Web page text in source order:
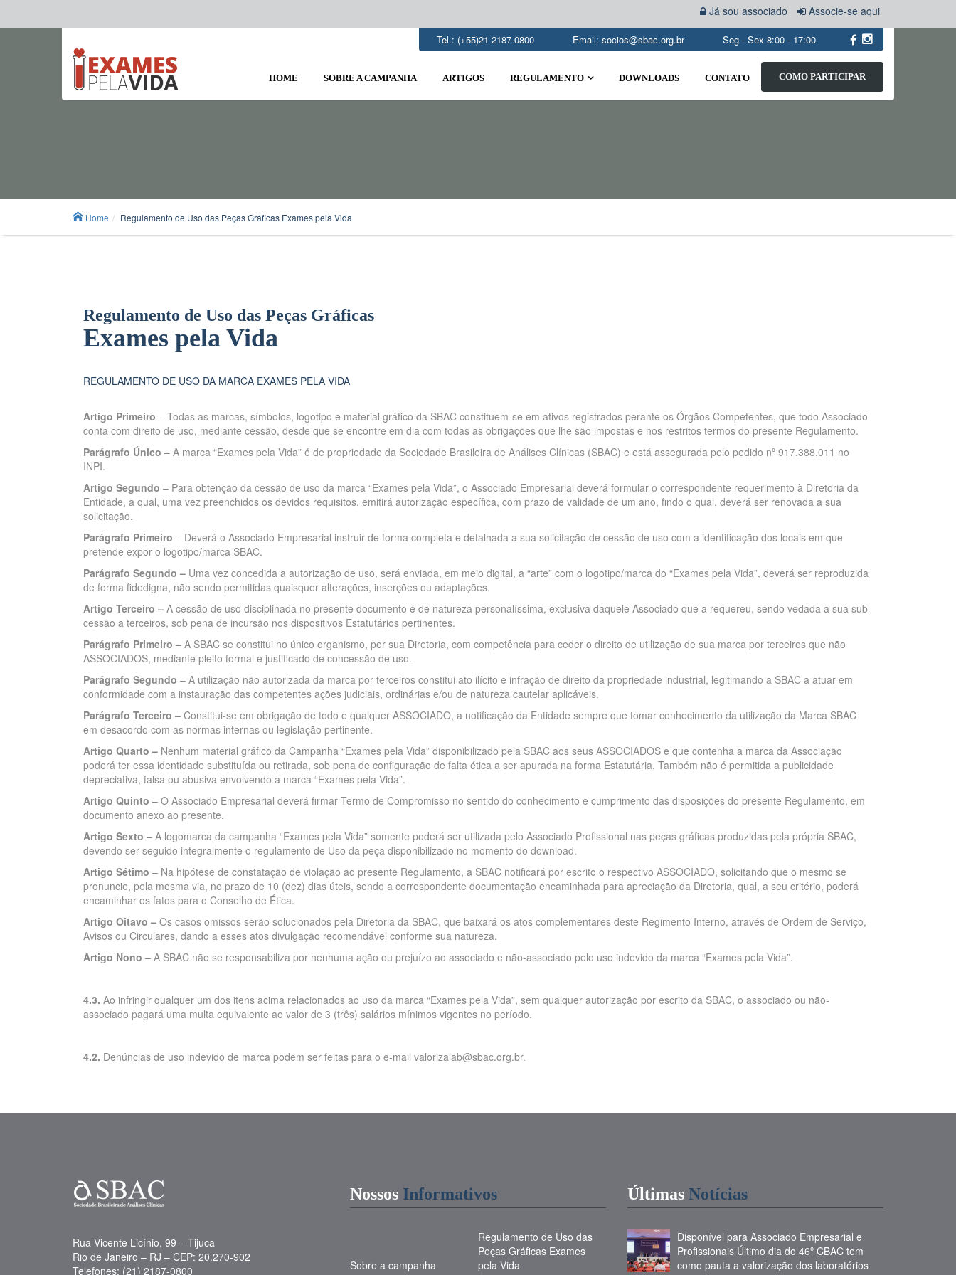
Já sou associado Associe-se aqui
Tel.: (+55)21 2187-0800 Email: socios@sbac.org.br Seg - Sex 8:00 - 17:00
COMO PARTICIPAR
HOME SOBRE A CAMPANHA ARTIGOS REGULAMENTO DOWNLOADS CONTATO
Home Regulamento de Uso das Peças Gráficas Exames pela Vida
Regulamento de Uso das Peças Gráficas
Exames pela Vida
REGULAMENTO DE USO DA MARCA EXAMES PELA VIDA
Artigo Primeiro – Todas as marcas, símbolos, logotipo e material gráfico da SBAC constituem-se em ativos registrados perante os Órgãos Competentes, que todo Associado
conta com direito de uso, mediante cessão, desde que se encontre em dia com todas as obrigações que lhe são impostas e nos restritos termos do presente Regulamento.
Parágrafo Único – A marca “Exames pela Vida” é de propriedade da Sociedade Brasileira de Análises Clínicas (SBAC) e está assegurada pelo pedido nº 917.388.011 no
INPI.
Artigo Segundo – Para obtenção da cessão de uso da marca “Exames pela Vida”, o Associado Empresarial deverá formular o correspondente requerimento à Diretoria da
Entidade, a qual, uma vez preenchidos os devidos requisitos, emitirá autorização específica, com prazo de validade de um ano, findo o qual, deverá ser renovada a sua
solicitação.
Parágrafo Primeiro – Deverá o Associado Empresarial instruir de forma completa e detalhada a sua solicitação de cessão de uso com a identificação dos locais em que
pretende expor o logotipo/marca SBAC.
Parágrafo Segundo – Uma vez concedida a autorização de uso, será enviada, em meio digital, a “arte” com o logotipo/marca do “Exames pela Vida”, deverá ser reproduzida
de forma fidedigna, não sendo permitidas quaisquer alterações, inserções ou adaptações.
Artigo Terceiro – A cessão de uso disciplinada no presente documento é de natureza personalíssima, exclusiva daquele Associado que a requereu, sendo vedada a sua sub-
cessão a terceiros, sob pena de incursão nos dispositivos Estatutários pertinentes.
Parágrafo Primeiro – A SBAC se constitui no único organismo, por sua Diretoria, com competência para ceder o direito de utilização de sua marca por terceiros que não
ASSOCIADOS, mediante pleito formal e justificado de concessão de uso.
Parágrafo Segundo – A utilização não autorizada da marca por terceiros constitui ato ilícito e infração de direito da propriedade industrial, legitimando a SBAC a atuar em
conformidade com a instauração das competentes ações judiciais, ordinárias e/ou de natureza cautelar aplicáveis.
Parágrafo Terceiro – Constitui-se em obrigação de todo e qualquer ASSOCIADO, a notificação da Entidade sempre que tomar conhecimento da utilização da Marca SBAC
em desacordo com as normas internas ou legislação pertinente.
Artigo Quarto – Nenhum material gráfico da Campanha “Exames pela Vida” disponibilizado pela SBAC aos seus ASSOCIADOS e que contenha a marca da Associação
poderá ter essa identidade substituída ou retirada, sob pena de configuração de falta ética a ser apurada na forma Estatutária. Também não é permitida a publicidade
depreciativa, falsa ou abusiva envolvendo a marca “Exames pela Vida”.
Artigo Quinto – O Associado Empresarial deverá firmar Termo de Compromisso no sentido do conhecimento e cumprimento das disposições do presente Regulamento, em
documento anexo ao presente.
Artigo Sexto – A logomarca da campanha “Exames pela Vida” somente poderá ser utilizada pelo Associado Profissional nas peças gráficas produzidas pela própria SBAC,
devendo ser seguido integralmente o regulamento de Uso da peça disponibilizado no momento do download.
Artigo Sétimo – Na hipótese de constatação de violação ao presente Regulamento, a SBAC notificará por escrito o respectivo ASSOCIADO, solicitando que o mesmo se
pronuncie, pela mesma via, no prazo de 10 (dez) dias úteis, sendo a correspondente documentação encaminhada para apreciação da Diretoria, qual, a seu critério, poderá
encaminhar os fatos para o Conselho de Ética.
Artigo Oitavo – Os casos omissos serão solucionados pela Diretoria da SBAC, que baixará os atos complementares deste Regimento Interno, através de Ordem de Serviço,
Avisos ou Circulares, dando a esses atos divulgação recomendável conforme sua natureza.
Artigo Nono – A SBAC não se responsabiliza por nenhuma ação ou prejuízo ao associado e não-associado pelo uso indevido da marca “Exames pela Vida”.
4.3. Ao infringir qualquer um dos itens acima relacionados ao uso da marca “Exames pela Vida”, sem qualquer autorização por escrito da SBAC, o associado ou não-
associado pagará uma multa equivalente ao valor de 3 (três) salários mínimos vigentes no período.
4.2. Denúncias de uso indevido de marca podem ser feitas para o e-mail valorizalab@sbac.org.br.
Rua Vicente Licínio, 99 – Tijuca
Rio de Janeiro – RJ – CEP: 20.270-902
Telefones: (21) 2187-0800
Nossos Informativos
Sobre a campanha
Regulamento de Uso das
Peças Gráficas Exames
pela Vida
Últimas Notícias
Disponível para Associado Empresarial e
Profissionais Último dia do 46º CBAC tem
como pauta a valorização dos laboratórios